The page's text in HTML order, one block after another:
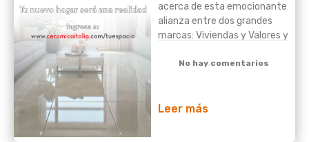
acerca de esta emocionante
alianza entre dos grandes
marcas: Viviendas y Valores y
colaboración beneficiará a
No hay comentarios
Leer más